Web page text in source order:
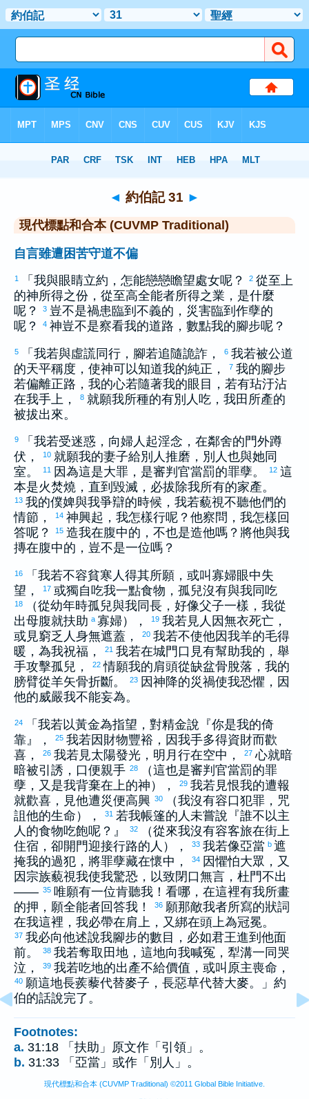
> 約伯記 31
◄ 約伯記 31 ►
現代標點和合本 (CUVMP Traditional)
自言雖遭困苦守道不偏
1 「我與眼睛立約，怎能戀戀瞻望處女呢？ 2 從至上
的神所得之份，從至高全能者所得之業，是什麼
呢？
3 豈不是禍患臨到不義的，災害臨到作孽的
呢？
4 神豈不是察看我的道路，數點我的腳步呢？
5 「我若與虛謊同行，腳若追隨詭詐， 6 我若被公道
的天平稱度，使神可以知道我的純正，
7 我的腳步
若偏離正路，我的心若隨著我的眼目，若有玷汙沾
在我手上，
8 就願我所種的有別人吃，我田所產的
被拔出來。
9
「我若受迷惑，向婦人起淫念，在鄰舍的門外蹲
伏，
10 就願我的妻子給別人推磨，別人也與她同
室。
11 因為這是大罪，是審判官當罰的罪孽。 12 這
本是火焚燒，直到毀滅，必拔除我所有的家產。
13 我的僕婢與我爭辯的時候，我若藐視不聽他們的
情節，
14 神興起，我怎樣行呢？他察問，我怎樣回
答呢？
15 造我在腹中的，不也是造他嗎？將他與我
摶在腹中的，豈不是一位嗎？
16
「我若不容貧寒人得其所願，或叫寡婦眼中失
望，
17 或獨自吃我一點食物，孤兒沒有與我同吃
18
（從幼年時孤兒與我同長，好像父子一樣，我從
出母腹就扶助 a 寡婦）， 19 我若見人因無衣死亡，
或見窮乏人身無遮蓋，
20 我若不使他因我羊的毛得
暖，為我祝福，
21 我若在城門口見有幫助我的，舉
手攻擊孤兒，
22 情願我的肩頭從缺盆骨脫落，我的
膀臂從羊矢骨折斷。
23 因神降的災禍使我恐懼，因
他的威嚴我不能妄為。
24
「我若以黃金為指望，對精金說『你是我的倚
靠』，
25 我若因財物豐裕，因我手多得資財而歡
喜，
26 我若見太陽發光，明月行在空中， 27 心就暗
暗被引誘，口便親手 28
（這也是審判官當罰的罪
孽，又是我背棄在上的神），
29 我若見恨我的遭報
就歡喜，見他遭災便高興 30
（我沒有容口犯罪，咒
詛他的生命），
31 若我帳篷的人未嘗說『誰不以主
人的食物吃飽呢？』
32
（從來我沒有容客旅在街上
住宿，卻開門迎接行路的人），
33 我若像亞當 b 遮
掩我的過犯，將罪孽藏在懷中，
34 因懼怕大眾，又
因宗族藐視我使我驚恐，以致閉口無言，杜門不出
—— 35 唯願有一位肯聽我！看哪，在這裡有我所畫
的押，願全能者回答我！
36 願那敵我者所寫的狀詞
在我這裡，我必帶在肩上，又綁在頭上為冠冕。
37 我必向他述說我腳步的數目，必如君王進到他面
前。
38 我若奪取田地，這地向我喊冤，犁溝一同哭
泣，
39 我若吃地的出產不給價值，或叫原主喪命，
40 願這地長蒺藜代替麥子，長惡草代替大麥。」 約
伯的話說完了。
Footnotes:
a. 31:18 「扶助」原文作「引領」。
b. 31:33 「亞當」或作「別人」。
現代標點和合本 (CUVMP Traditional) ©2011 Global Bible Initiative.